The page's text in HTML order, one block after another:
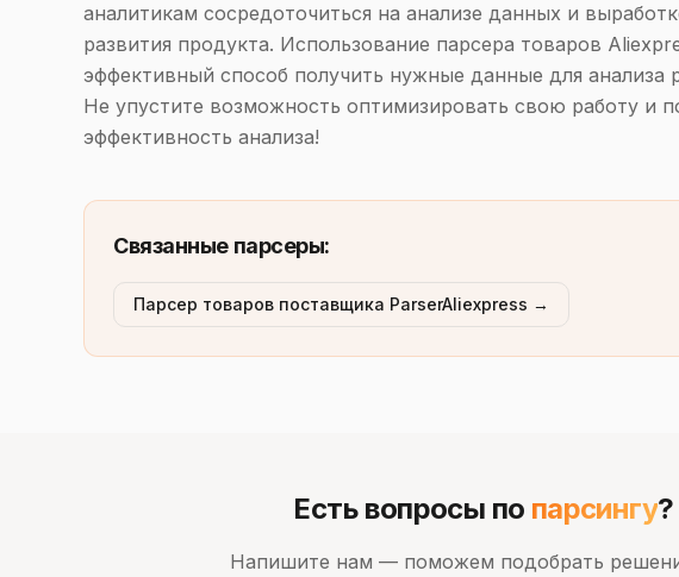
аналитикам сосредоточиться на анализе данных и
развития продукта. Использование парсера товаров
эффективный способ получить нужные данные для анализа
Не упустите возможность оптимизировать свою работу и
эффективность анализа!
Связанные парсеры:
Парсер товаров поставщика ParserAliexpress →
Есть вопросы по парсингу?
Напишите нам — поможем подобрать